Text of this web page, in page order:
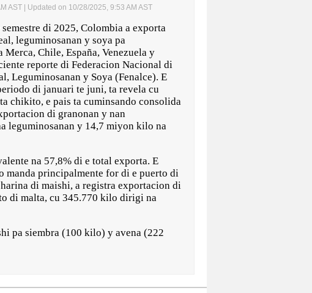
AST | Updated on 10/28/2025, 9:53 AM AST
di 2025, Colombia a exporta
leguminosanan y soya pa
Merca, Chile, España, Venezuela y
reporte di Federacion Nacional di
Leguminosanan y Soya (Fenalce). E
di januari te juni, ta revela cu
chikito, e pais ta cuminsando consolida
di granonan y nan
leguminosanan y 14,7 miyon kilo na
na 57,8% di e total exporta. E
manda principalmente for di e puerto di
di maishi, a registra exportacion di
di malta, cu 345.770 kilo dirigi na
pa siembra (100 kilo) y avena (222